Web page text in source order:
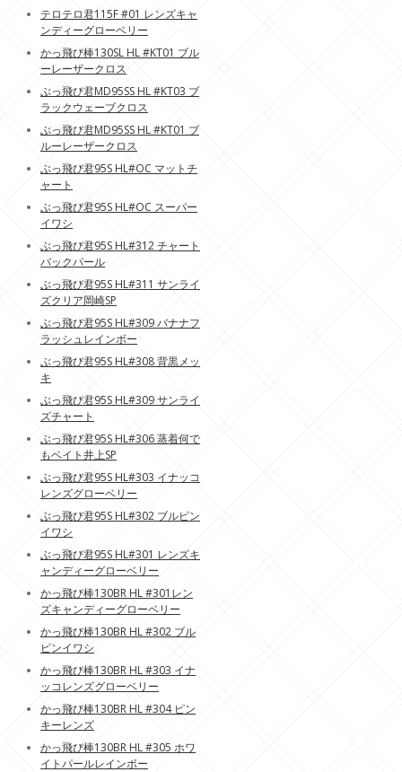
テロテロ君115F #01 レンズキャ
ンディーグローベリー
かっ飛び棒130SL HL #KT01 ブル
ーレーザークロス
ぶっ飛び君MD95SS HL #KT03 ブ
ラックウェーブクロス
ぶっ飛び君MD95SS HL #KT01 ブ
ルーレーザークロス
ぶっ飛び君95S HL#OC マットチ
ャート
ぶっ飛び君95S HL#OC スーパー
イワシ
ぶっ飛び君95S HL#312 チャート
バックパール
ぶっ飛び君95S HL#311 サンライ
ズクリア岡崎SP
ぶっ飛び君95S HL#309 バナナフ
ラッシュレインボー
ぶっ飛び君95S HL#308 背黒メッ
キ
ぶっ飛び君95S HL#309 サンライ
ズチャート
ぶっ飛び君95S HL#306 蒸着何で
もベイト井上SP
ぶっ飛び君95S HL#303 イナッコ
レンズグローベリー
ぶっ飛び君95S HL#302 ブルピン
イワシ
ぶっ飛び君95S HL#301 レンズキ
ャンディーグローベリー
かっ飛び棒130BR HL #301レン
ズキャンディーグローベリー
かっ飛び棒130BR HL #302 ブル
ピンイワシ
かっ飛び棒130BR HL #303 イナ
ッコレンズグローベリー
かっ飛び棒130BR HL #304 ピン
キーレンズ
かっ飛び棒130BR HL #305 ホワ
イトパールレインボー